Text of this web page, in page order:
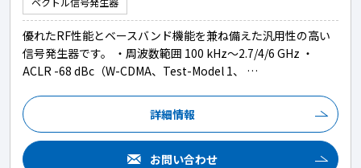
優れたRF性能とベースバンド機能を兼ね備えた汎用性の高い
信号発生器です。 ・周波数範囲 100 kHz～2.7/4/6 GHz ・
ACLR -68 dBc（W-CDMA、Test-Model 1、 …
詳細情報
お問い合わせ